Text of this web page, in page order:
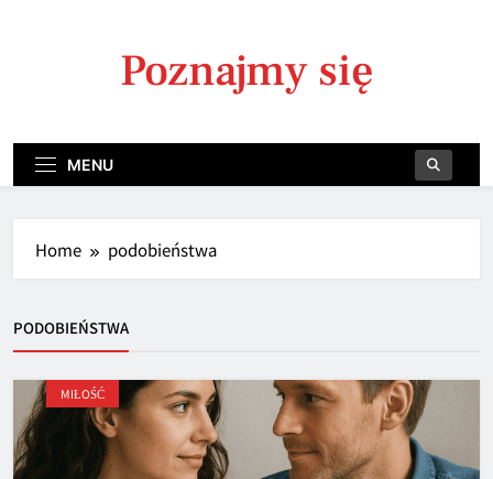
Poznajmy się
MENU
Home podobieństwa
PODOBIEŃSTWA
MIŁOŚĆ